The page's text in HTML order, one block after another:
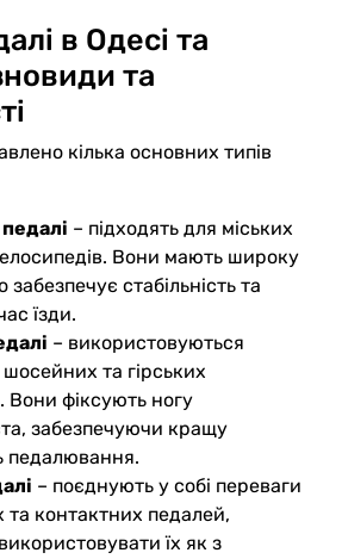
в Одесі та
та
кілька основних типів
– підходять для міських
Вони мають широку
стабільність та
їзди.
– використовуються
та гірських
Вони фіксують ногу
забезпечуючи кращу
педалювання.
– поєднують у собі переваги
контактних педалей,
їх як з